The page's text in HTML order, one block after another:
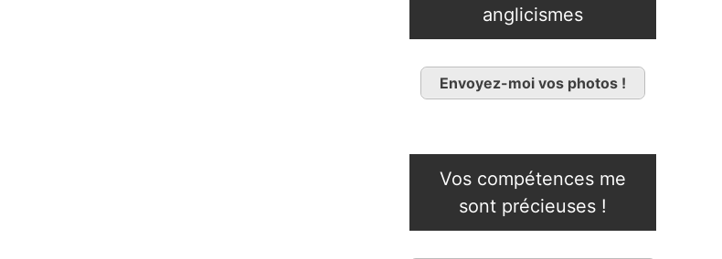
anglicismes
Envoyez-moi vos photos !
Vos compétences me
sont précieuses !